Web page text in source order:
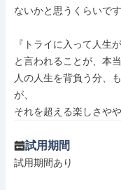
ないかと思うくらいです
『トライに入って人生
と言われることが、本
人の人生を背負う分、
が、
それを超える楽しさや
試用期間
試用期間あり